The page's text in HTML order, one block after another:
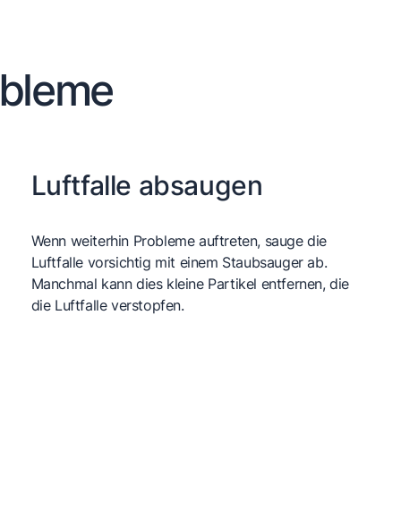
Luftfalle absaugen
Wenn weiterhin Probleme auftreten, sauge die
Luftfalle vorsichtig mit einem Staubsauger ab.
Manchmal kann dies kleine Partikel entfernen, die
die Luftfalle verstopfen.